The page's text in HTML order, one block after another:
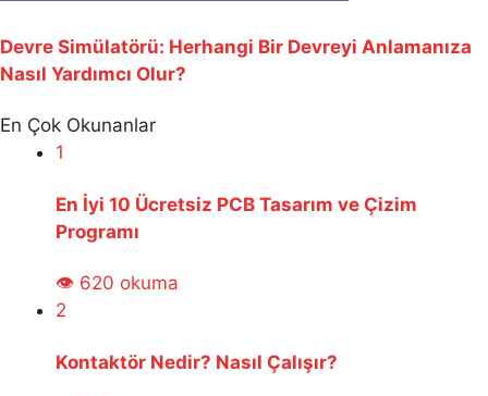
Devre Simülatörü: Herhangi Bir Devreyi Anlamanıza
Nasıl Yardımcı Olur?
En Çok Okunanlar
1
En İyi 10 Ücretsiz PCB Tasarım ve Çizim
Programı
👁 620 okuma
2
Kontaktör Nedir? Nasıl Çalışır?